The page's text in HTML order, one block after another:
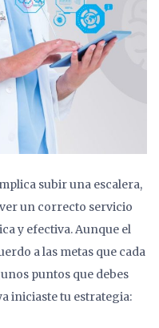
subir una escalera,
un correcto servicio
y efectiva. Aunque el
a las metas que cada
puntos que debes
iniciaste tu estrategia: